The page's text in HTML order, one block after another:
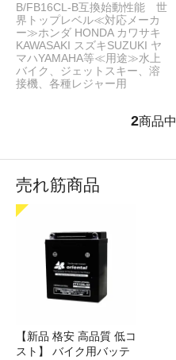
B/FB16CL-B互換始動性能 世
界トップレベル≪対応メーカ
ー≫ホンダ HONDA カワサキ
KAWASAKI スズキSUZUKI ヤ
マハYAMAHA等≪用途≫水上
バイク、ジェットスキー、溶
接機、各種レジャー用
2商品中
売れ筋商品
【新品 格安 高品質 低コ
スト】 バイク用バッテ